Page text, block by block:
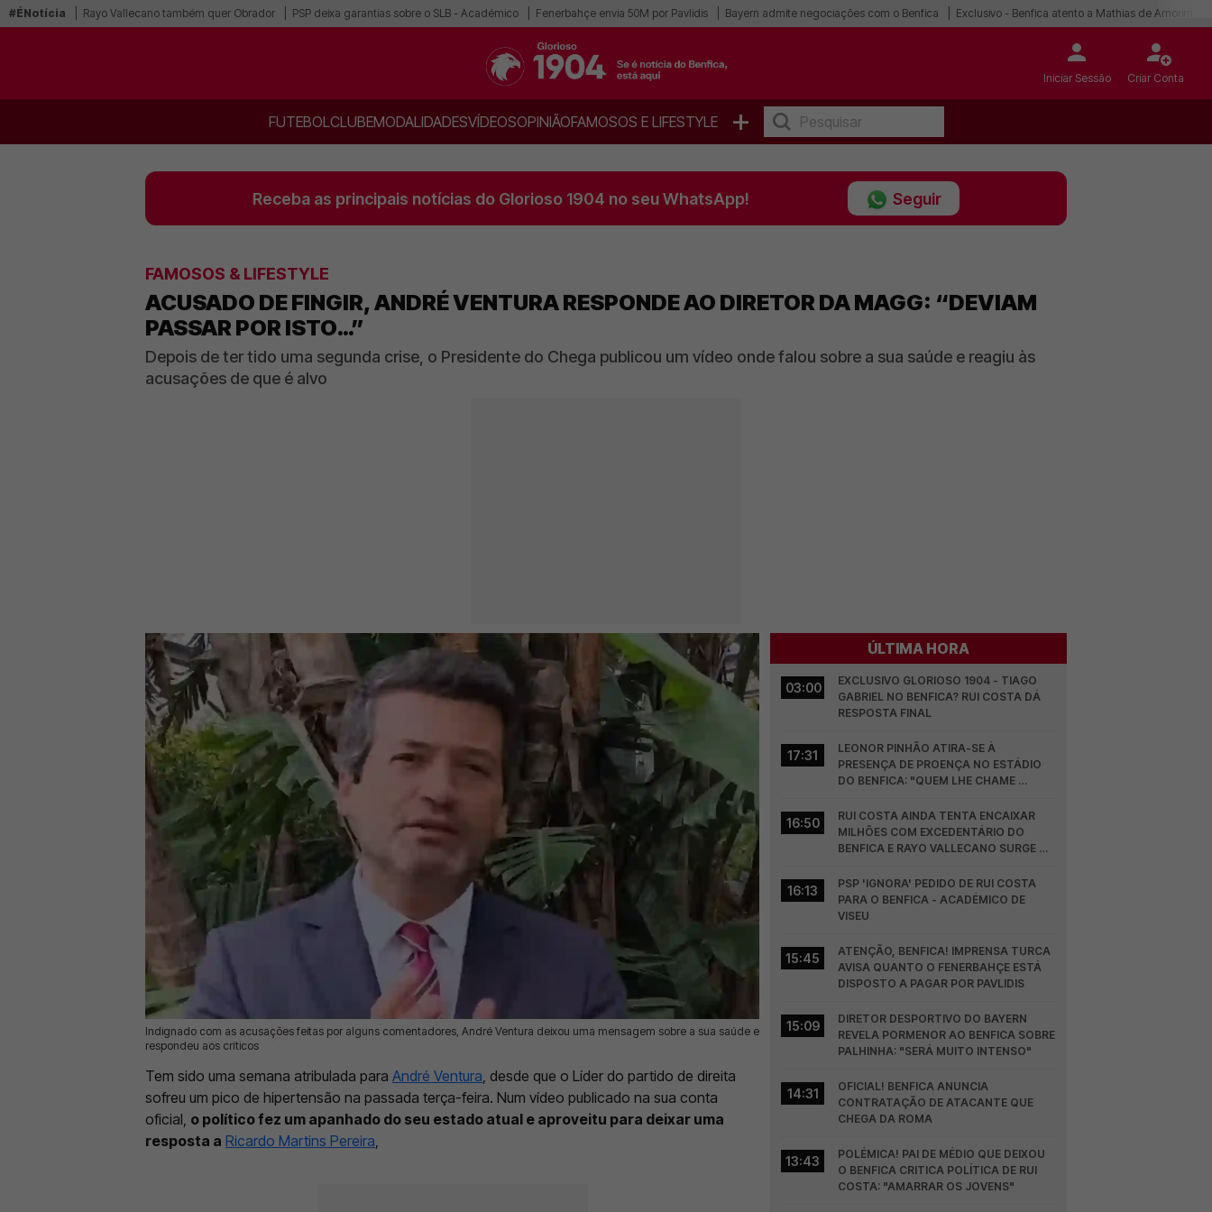
#ÉNotícia Rayo Vallecano também quer Obrador PSP deixa garantias sobre o SLB - Académico Fenerbahçe envia 50M por Pavlidis Bayern admite negociações com o Benfica Exclusivo - Benfica atento a Mathias de Amorim
Iniciar Sessão Criar Conta
FUTEBOLCLUBEMODALIDADESVÍDEOSOPINIÃOFAMOSOS E LIFESTYLE +
Receba as principais notícias do Glorioso 1904 no seu WhatsApp! Seguir
FAMOSOS & LIFESTYLE
ACUSADO DE FINGIR, ANDRÉ VENTURA RESPONDE AO DIRETOR DA MAGG: “DEVIAM
PASSAR POR ISTO…”
Depois de ter tido uma segunda crise, o Presidente do Chega publicou um vídeo onde falou sobre a sua saúde e reagiu às
acusações de que é alvo
Indignado com as acusações feitas por alguns comentadores, André Ventura deixou uma mensagem sobre a sua saúde e
respondeu aos críticos
15 Mai 2025 | 16:45 | 0
Tem sido uma semana atribulada para André Ventura , desde que o Líder do partido de direita
sofreu um pico de hipertensão na passada terça-feira. Num vídeo publicado na sua conta
oficial, o político fez um apanhado do seu estado atual e aproveitu para deixar uma
resposta a Ricardo Martins Pereira
ÚLTIMA HORA
03:00
EXCLUSIVO GLORIOSO 1904 - TIAGO
GABRIEL NO BENFICA? RUI COSTA DÁ
RESPOSTA FINAL
17:31
LEONOR PINHÃO ATIRA-SE À
PRESENÇA DE PROENÇA NO ESTÁDIO
DO BENFICA: "QUEM LHE CHAME
16:50
RUI COSTA AINDA TENTA ENCAIXAR
MILHÕES COM EXCEDENTÁRIO DO
BENFICA E RAYO VALLECANO SURGE NA
16:13
PSP 'IGNORA' PEDIDO DE RUI COSTA
PARA O BENFICA - ACADÉMICO DE
VISEU
15:45
ATENÇÃO, BENFICA! IMPRENSA TURCA
AVISA QUANTO O FENERBAHÇE ESTÁ
DISPOSTO A PAGAR POR PAVLIDIS
15:09
DIRETOR DESPORTIVO DO BAYERN
REVELA PORMENOR AO BENFICA SOBRE
PALHINHA: "SERÁ MUITO INTENSO"
14:31
OFICIAL! BENFICA ANUNCIA
CONTRATAÇÃO DE ATACANTE QUE
CHEGA DA ROMA
13:43
POLÉMICA! PAI DE MÉDIO QUE DEIXOU
O BENFICA CRITICA POLÍTICA DE RUI
COSTA: "AMARRAR OS JOVENS"